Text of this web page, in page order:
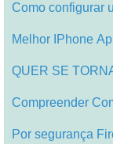
Como configurar
Melhor IPhone
QUER SE
Compreender
Por segurança